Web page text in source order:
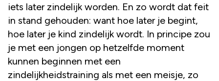
iets later zindelijk worden. En zo wordt dat feit
in stand gehouden: want hoe later je begint,
hoe later je kind zindelijk wordt. In principe zou
je met een jongen op hetzelfde moment
kunnen beginnen met een
zindelijkheidstraining als met een meisje, zo